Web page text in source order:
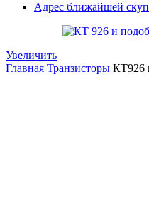
Адрес ближайшей
Увеличить
Главная Транзисторы КТ926